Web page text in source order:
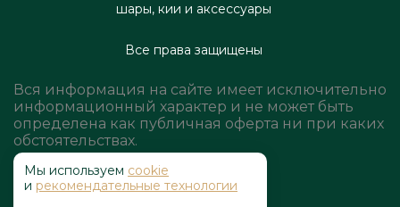
шары, кии и аксессуары
Все права защищены
Вся информация на сайте имеет исключительно
информационный характер и не может быть
определена как публичная оферта ни при каких
обстоятельствах.
Мы используем cookie
и рекомендательные технологии